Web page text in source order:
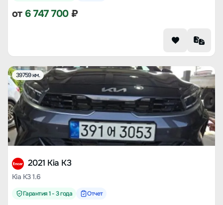
от 6 747 700₽
39759 км.
2021 Kia K3
Kia K3 1.6
Гарантия 1 - 3 года Отчет